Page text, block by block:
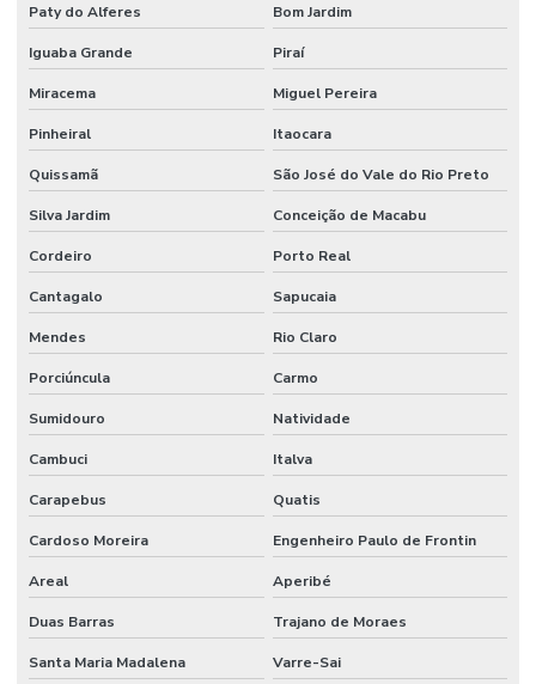
Paty do Alferes Bom Jardim
Iguaba Grande Piraí
Miracema Miguel Pereira
Pinheiral Itaocara
Quissamã São José do Vale do Rio Preto
Silva Jardim Conceição de Macabu
Cordeiro Porto Real
Cantagalo Sapucaia
Mendes Rio Claro
Porciúncula Carmo
Sumidouro Natividade
Cambuci Italva
Carapebus Quatis
Cardoso Moreira Engenheiro Paulo de Frontin
Areal Aperibé
Duas Barras Trajano de Moraes
Santa Maria Madalena Varre-Sai